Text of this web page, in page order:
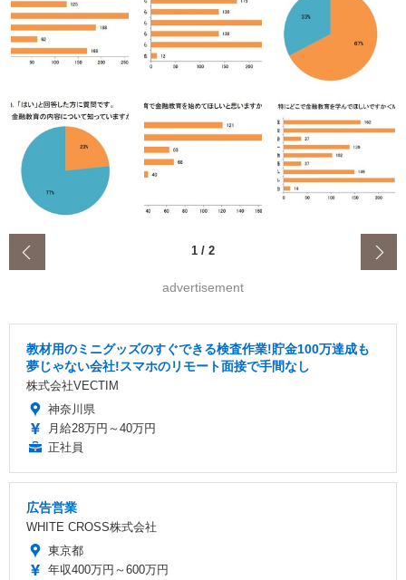
1 / 2
advertisement
教材用のミニグッズのすぐできる検査作業!貯金100万達成も
夢じゃない会社!スマホのリモート面接で手間なし
株式会社VECTIM
神奈川県
月給28万円～40万円
正社員
広告営業
WHITE CROSS株式会社
東京都
年収400万円～600万円